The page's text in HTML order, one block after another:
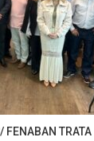
FENABAN